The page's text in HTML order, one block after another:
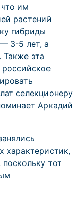
им
растений
гибриды
3-5 лет, а
Также эта
селекционеру
Аркадий
характеристик,
тот